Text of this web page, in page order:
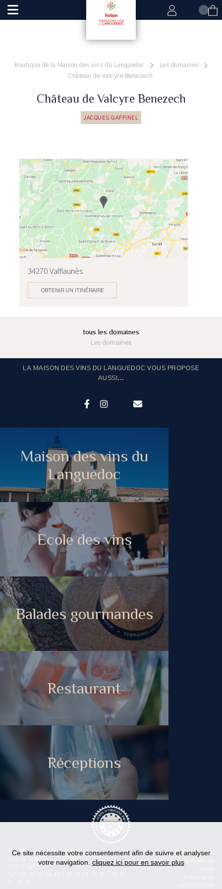
0
Boutique de la Maison des vins du Languedoc
Les domaines
Château de Valcyre Benezech
Château de Valcyre Benezech
JACQUES GAFFINEL
34270 Valflaunès
OBTENIR UN ITINÉRAIRE
tous les domaines
Les domaines
LA MAISON DES VINS DU LANGUEDOC VOUS PROPOSE
AUSSI...
Maison des vins du
Languedoc
Ecole des vins
Balades gourmandes
Restaurant
Réceptions
Maison des Vins du Languedoc
Mas de Saporta - CS 30030
34973 Lattes
Mentions légales
Conditions Générales de
Ce site nécessite votre consentement afin de suivre et analyser
votre navigation. cliquez ici pour en savoir plus